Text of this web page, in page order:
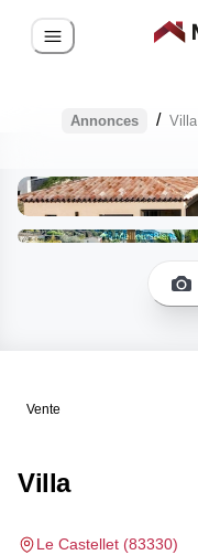
Annonces / Villa
Vente
Villa
Le Castellet (83330)